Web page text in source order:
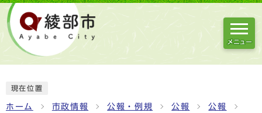
メニュー
現在位置
ホーム 市政情報 公報・例規 公報 公報